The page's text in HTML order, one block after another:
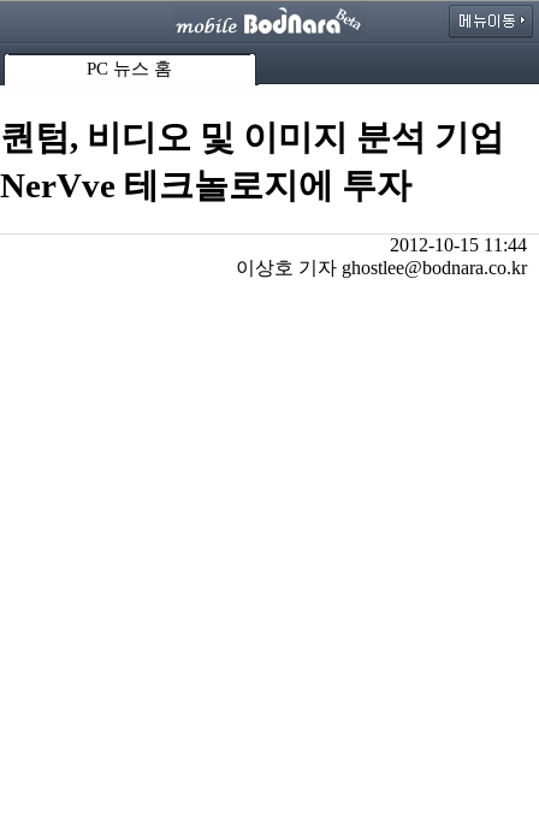
PC 뉴스 홈
퀀텀, 비디오 및 이미지 분석 기업
NerVve 테크놀로지에 투자
2012-10-15 11:44
이상호 기자 ghostlee@bodnara.co.kr